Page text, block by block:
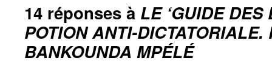
14 réponses à LE ‘GUIDE DES
POTION ANTI-
BANKOUNDA MPÉLÉ